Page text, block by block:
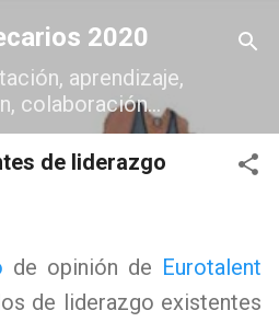
principal
2020
aprendizaje,
colaboración...
de liderazgo
de opinión de Eurotalent
de liderazgo existentes